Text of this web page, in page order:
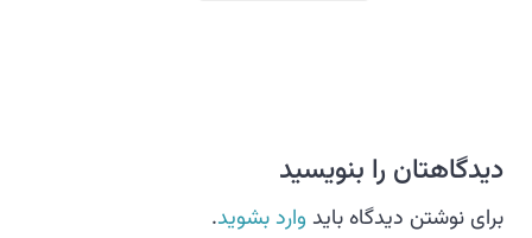
دیدگاهتان را بنویسید
برای نوشتن دیدگاه باید وارد بشوید.